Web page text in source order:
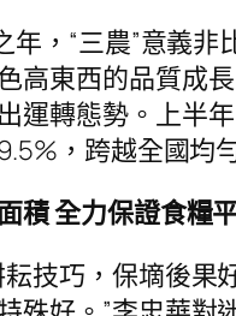
年，“三農”意義非
高東西的品質成
運轉態勢。上半
，跨越全國均
積 全力保證食糧
耘技巧，保墑後果